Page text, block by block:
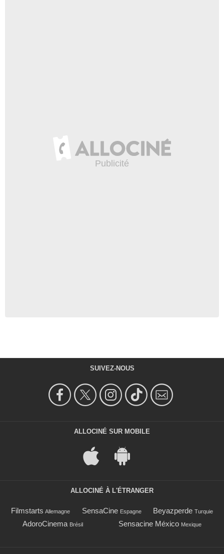
SUIVEZ-NOUS
ALLOCINÉ SUR MOBILE
ALLOCINÉ À L'ÉTRANGER
Filmstarts Allemagne SensaCine Espagne Beyazperde Turquie
AdoroCinema Brésil Sensacine México Mexique